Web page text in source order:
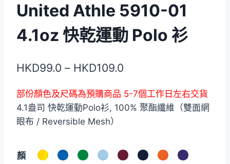
United Athle 5910-01
4.1oz 快乾運動 Polo 衫
HKD99.0 – HKD109.0
範
到
部份顏色及尺碼為預購商品 5-7個工作日左右交貨
4.1盎司 快乾運動Polo衫, 100% 聚酯纖維（雙面網
眼布 / Reversible Mesh）
顏